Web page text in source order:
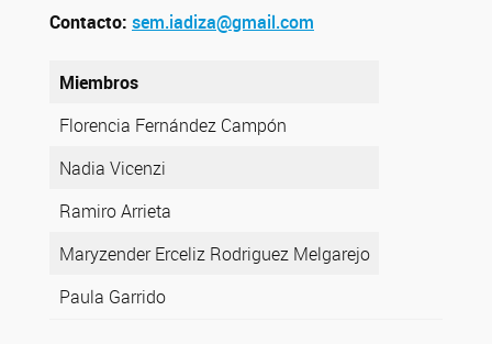
Contacto: sem.iadiza@gmail.com
Miembros
Florencia Fernández Campón
Nadia Vicenzi
Ramiro Arrieta
Maryzender Erceliz Rodriguez Melgarejo
Paula Garrido